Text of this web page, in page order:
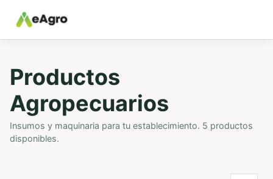
Productos
Agropecuarios
Insumos y maquinaria para tu establecimiento. 5 productos
disponibles.